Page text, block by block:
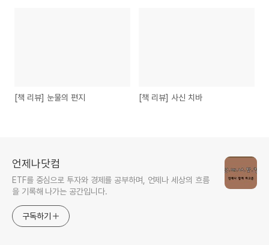
[책 리뷰] 눈물의 편지 [책 리뷰] 사신 치바
언제나닷컴
ETF를 중심으로 투자와 경제를 공부하며, 언제나 세상의 흐름
을 기록해 나가는 공간입니다.
구독하기